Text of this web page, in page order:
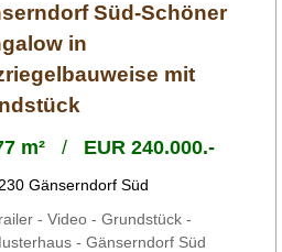
Süd-Schöner
in
mit
m²/ EUR 240.000.-
Gänserndorf Süd
- Video - Grundstück -
- Gänserndorf Süd